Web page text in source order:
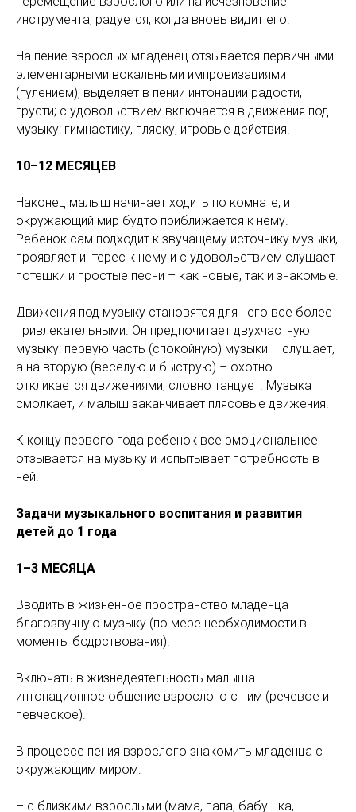
инструмента; радуется, когда вновь видит его.
На пение взрослых младенец отзывается первичными
элементарными вокальными импровизациями
(гулением), выделяет в пении интонации радости,
грусти; с удовольствием включается в движения под
музыку: гимнастику, пляску, игровые действия.
10–12 МЕСЯЦЕВ
Наконец малыш начинает ходить по комнате, и
окружающий мир будто приближается к нему.
Ребенок сам подходит к звучащему источнику музыки,
проявляет интерес к нему и с удовольствием слушает
потешки и простые песни – как новые, так и знакомые.
Движения под музыку становятся для него все более
привлекательными. Он предпочитает двухчастную
музыку: первую часть (спокойную) музыки – слушает,
а на вторую (веселую и быструю) – охотно
откликается движениями, словно танцует. Музыка
смолкает, и малыш заканчивает плясовые движения.
К концу первого года ребенок все эмоциональнее
отзывается на музыку и испытывает потребность в
ней.
Задачи музыкального воспитания и развития
детей до 1 года
1–3 МЕСЯЦА
Вводить в жизненное пространство младенца
благозвучную музыку (по мере необходимости в
моменты бодрствования).
Включать в жизнедеятельность малыша
интонационное общение взрослого с ним (речевое и
певческое).
В процессе пения взрослого знакомить младенца с
окружающим миром:
– с близкими взрослыми (мама, папа, бабушка,